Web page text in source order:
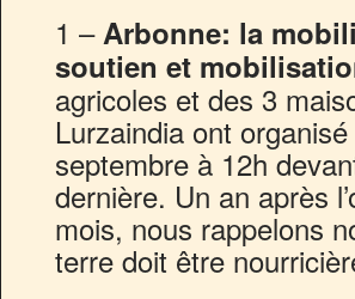
1 –Arbonne: la
soutien et
agricoles et des 3
Lurzaindia ont
septembre à 12h
dernière. Un an après
mois, nous rappelons
terre doit être